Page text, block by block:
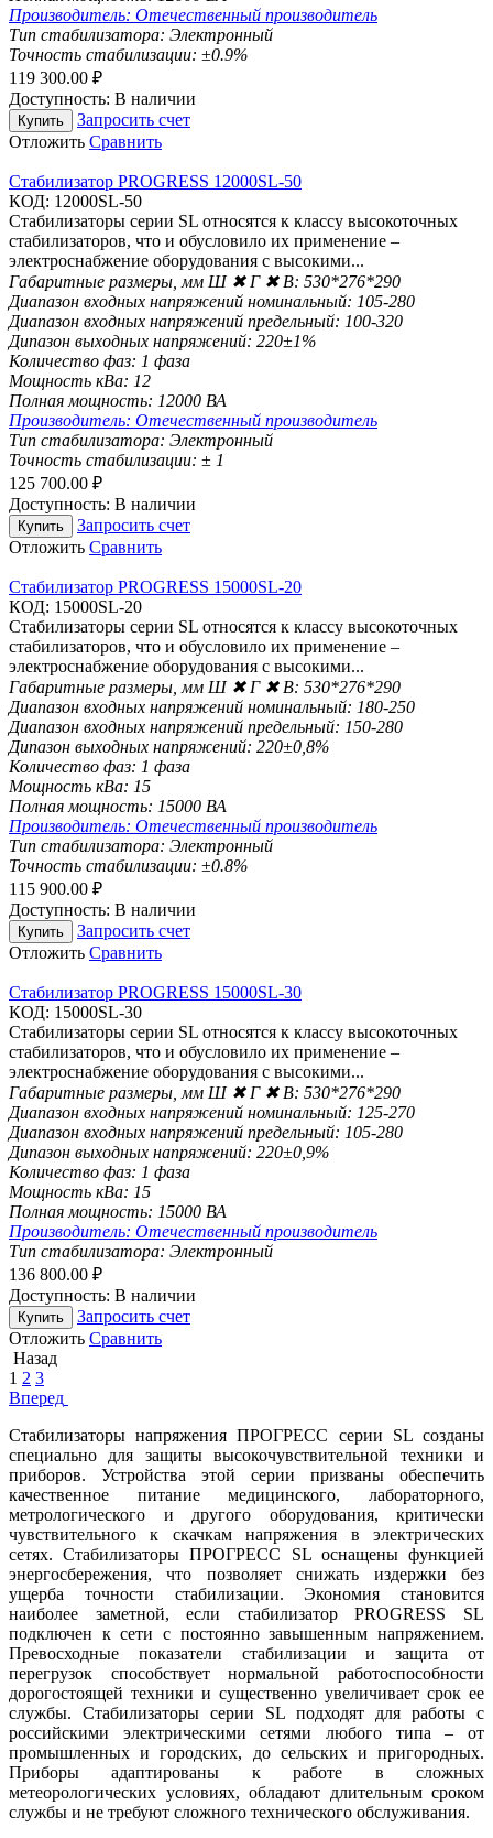
Производитель: Отечественный производитель
Тип стабилизатора: Электронный
Точность стабилизации: ±0.9%
119 300.00 ₽
Доступность: В наличии
Купить
Запросить счет
Отложить Сравнить
Стабилизатор PROGRESS 12000SL-50
КОД: 12000SL-50
Стабилизаторы серии SL относятся к класcу высокоточных
стабилизаторов, что и обусловило их применение –
электроснабжение оборудования с высокими...
Габаритные размеры, мм Ш ✖ Г ✖ В: 530*276*290
Диапазон входных напряжений номинальный: 105-280
Диапазон входных напряжений предельный: 100-320
Дипазон выходных напряжений: 220±1%
Количество фаз: 1 фаза
Мощность кВа: 12
Полная мощность: 12000 ВА
Производитель: Отечественный производитель
Тип стабилизатора: Электронный
Точность стабилизации: ± 1
125 700.00 ₽
Доступность: В наличии
Купить
Запросить счет
Отложить Сравнить
Стабилизатор PROGRESS 15000SL-20
КОД: 15000SL-20
Стабилизаторы серии SL относятся к класcу высокоточных
стабилизаторов, что и обусловило их применение –
электроснабжение оборудования с высокими...
Габаритные размеры, мм Ш ✖ Г ✖ В: 530*276*290
Диапазон входных напряжений номинальный: 180-250
Диапазон входных напряжений предельный: 150-280
Дипазон выходных напряжений: 220±0,8%
Количество фаз: 1 фаза
Мощность кВа: 15
Полная мощность: 15000 ВА
Производитель: Отечественный производитель
Тип стабилизатора: Электронный
Точность стабилизации: ±0.8%
115 900.00 ₽
Доступность: В наличии
Купить
Запросить счет
Отложить Сравнить
Стабилизатор PROGRESS 15000SL-30
КОД: 15000SL-30
Стабилизаторы серии SL относятся к класcу высокоточных
стабилизаторов, что и обусловило их применение –
электроснабжение оборудования с высокими...
Габаритные размеры, мм Ш ✖ Г ✖ В: 530*276*290
Диапазон входных напряжений номинальный: 125-270
Диапазон входных напряжений предельный: 105-280
Дипазон выходных напряжений: 220±0,9%
Количество фаз: 1 фаза
Мощность кВа: 15
Полная мощность: 15000 ВА
Производитель: Отечественный производитель
Тип стабилизатора: Электронный
136 800.00 ₽
Доступность: В наличии
Купить
Запросить счет
Отложить Сравнить
Назад
1 2 3
Вперед
Стабилизаторы напряжения ПРОГРЕСС серии SL созданы
специально для защиты высокочувствительной техники и
приборов. Устройства этой серии призваны обеспечить
качественное питание медицинского, лабораторного,
метрологического и другого оборудования, критически
чувствительного к скачкам напряжения в электрических
сетях. Стабилизаторы ПРОГРЕСС SL оснащены функцией
энергосбережения, что позволяет снижать издержки без
ущерба точности стабилизации. Экономия становится
наиболее заметной, если стабилизатор PROGRESS SL
подключен к сети с постоянно завышенным напряжением.
Превосходные показатели стабилизации и защита от
перегрузок способствует нормальной работоспособности
дорогостоящей техники и существенно увеличивает срок ее
службы. Стабилизаторы серии SL подходят для работы с
российскими электрическими сетями любого типа – от
промышленных и городских, до сельских и пригородных.
Приборы адаптированы к работе в сложных
метеорологических условиях, обладают длительным сроком
службы и не требуют сложного технического обслуживания.